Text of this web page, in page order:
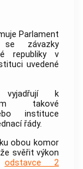
Parlament
závazky
republiky v
uvedené
vyjadřují k
takové
instituce
řády.
obou komor
svěřit výkon
odstavce 2